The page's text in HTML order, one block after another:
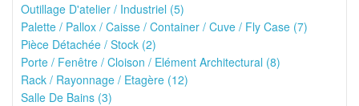
Outillage D'atelier / Industriel (5)
Palette / Pallox / Caisse / Container / Cuve / Fly Case (7)
Pièce Détachée / Stock (2)
Porte / Fenêtre / Cloison / Elément Architectural (8)
Rack / Rayonnage / Etagère (12)
Salle De Bains (3)